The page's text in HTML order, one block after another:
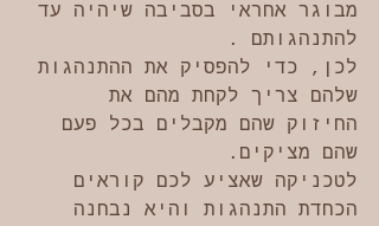
מבוגר אחראי בסביבה שיהיה עד
להתנהגותם .
לכן, כדי להפסיק את ההתנהגות
שלהם צריך לקחת מהם את
החיזוק שהם מקבלים בכל פעם
שהם מציקים.
לטכניקה שאציע לכם קוראים
הכחדת התנהגות והיא נבחנה